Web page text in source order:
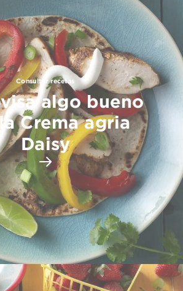
Consultar recetas
algo bueno
Crema agria
Daisy